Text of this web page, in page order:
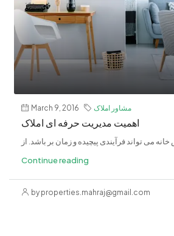
March 9, 2016 مشاور املاک
اهمیت مدیریت حرفه ای املاک
Continue reading
by properties.mahraj@gmail.com